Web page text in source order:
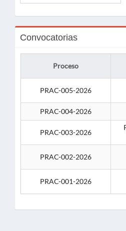
Convocatorias
Proceso
PRAC-005-2026
PRAC-004-2026
PRAC-003-2026
PRAC-002-2026
PRAC-001-2026